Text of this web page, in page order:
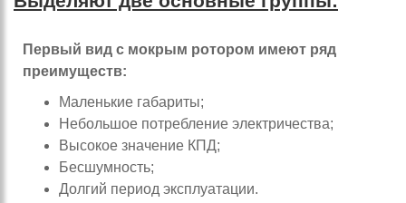
Первый вид с мокрым ротором имеют ряд
преимуществ:
Маленькие габариты;
Небольшое потребление электричества;
Высокое значение КПД;
Бесшумность;
Долгий период эксплуатации.